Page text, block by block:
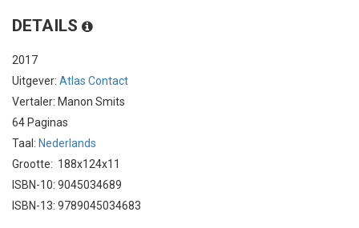
DETAILS
2017
Uitgever: Atlas Contact
Vertaler: Manon Smits
64 Paginas
Taal: Nederlands
Grootte: 188x124x11
ISBN-10: 9045034689
ISBN-13: 9789045034683